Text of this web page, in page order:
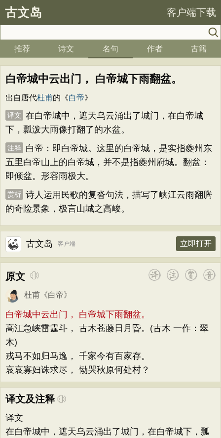
古文岛 客户端下载
推荐 诗文 名句 作者 古籍
白帝城中云出门， 白帝城下雨翻盆。
出自唐代杜甫的《白帝》
译文
在白帝城中，遮天乌云涌出了城门，在白帝城
下，瓢泼大雨像打翻了的水盆。
注释
白帝：即白帝城。这里的白帝城，是实指夔州东
五里白帝山上的白帝城，并不是指夔州府城。翻盆：
即倾盆。形容雨极大。
赏析 诗人运用民歌的复沓句法，描写了峡江云雨翻腾
的奇险景象，极言山城之高峻。
古文岛 客户端 立即打开
原文
杜甫 《白帝》
白帝城中云出门， 白帝城下雨翻盆。
高江急峡雷霆斗， 古木苍藤日月昏。(古木 一作：翠
木)
戎马不如归马逸， 千家今有百家存。
哀哀寡妇诛求尽， 恸哭秋原何处村？
译文及注释
译文
在白帝城中，遮天乌云涌出了城门，在白帝城下，瓢